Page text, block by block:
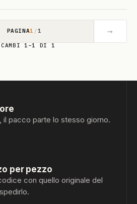
PAGINA1 /1 →
1–1 DI 1
il pacco parte lo stesso giorno.
per pezzo
con quello originale del